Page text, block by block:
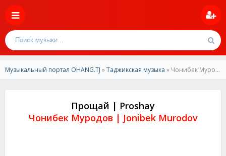
Музыкальный портал OHANG.TJ »Таджикская музыка » Чонибек Муродов-Прощай | Jonibek Murodov-Proshay
Прощай | Proshay
Чонибек Муродов | Jonibek Murodov